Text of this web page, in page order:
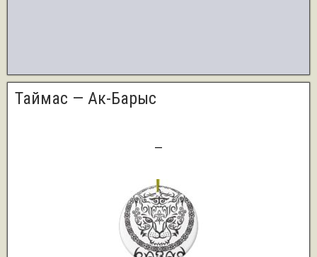
Таймас — Ак-Барыс
—